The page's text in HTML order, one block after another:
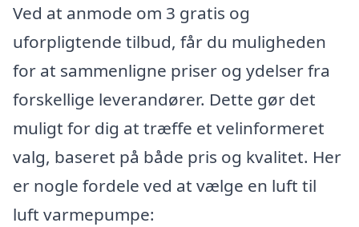
Ved at anmode om 3 gratis og
uforpligtende tilbud, får du muligheden
for at sammenligne priser og ydelser fra
forskellige leverandører. Dette gør det
muligt for dig at træffe et velinformeret
valg, baseret på både pris og kvalitet. Her
er nogle fordele ved at vælge en luft til
luft varmepumpe: